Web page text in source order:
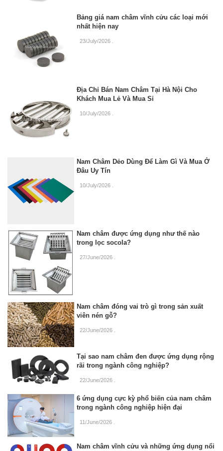
Bảng giá nam châm vĩnh cửu các loại mới
nhất hiện nay
23/July/2026
Địa Chỉ Bán Nam Châm Tại Hà Nội Cho
Khách Mua Lẻ Và Mua Sỉ
10/July/2026
Nam Châm Dẻo Dùng Để Làm Gì Và Mua Ở
Đâu Uy Tín
10/July/2026
Nam châm được ứng dụng như thế nào
trong lọc socola?
27/June/2026
Nam châm đóng vai trò gì trong sản xuất
viên nén gỗ?
22/June/2026
Tại sao nam châm đen được ứng dụng rộng
rãi trong ngành công nghiệp?
22/June/2026
6 ứng dụng cực kỳ phổ biến của nam châm
trong ngành công nghiệp hiện đại
11/June/2026
Nam châm vĩnh cửu và những ứng dụng nổi